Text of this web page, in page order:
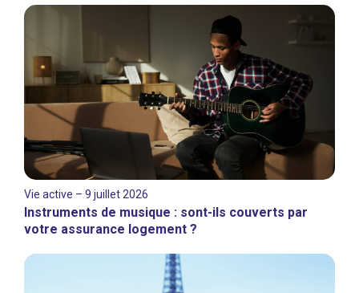
Vie active – 9 juillet 2026
Instruments de musique : sont-ils couverts par
votre assurance logement ?